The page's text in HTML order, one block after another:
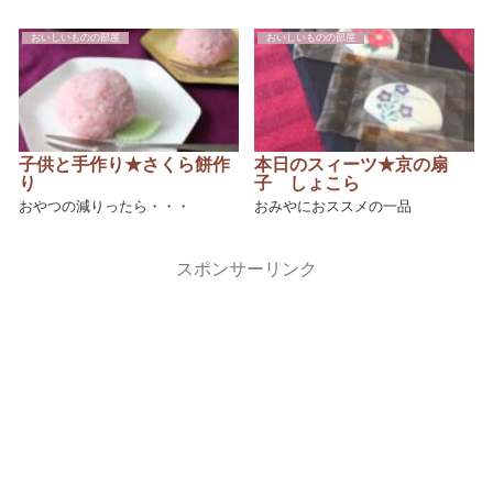
おいしいものの部屋
子供と手作り★さくら餅作
り
おやつの減りったら・・・
おいしいものの部屋
本日のスィーツ★京の扇
子 しょこら
おみやにおススメの一品
スポンサーリンク